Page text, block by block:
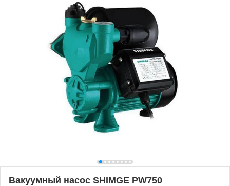
Вакуумный насос SHIMGE PW750